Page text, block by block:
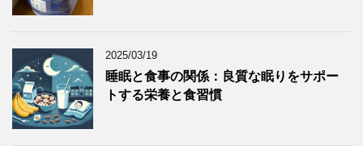
2025/03/19
睡眠と食事の関係：良質な眠りをサポー
トする栄養と食習慣